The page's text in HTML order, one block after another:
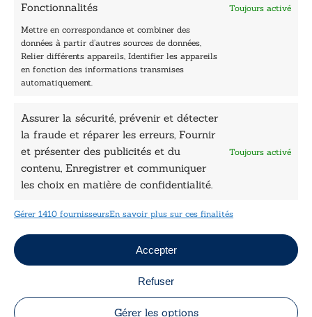
Fonctionnalités Toujours activé
Mettre en correspondance et combiner des
données à partir d’autres sources de données,
Relier différents appareils, Identifier les appareils
en fonction des informations transmises
automatiquement.
Assurer la sécurité, prévenir et détecter
la fraude et réparer les erreurs, Fournir
et présenter des publicités et du
contenu, Enregistrer et communiquer
les choix en matière de confidentialité.
Toujours activé
Gérer 1410 fournisseursEn savoir plus sur ces finalités
Accepter
Refuser
Gérer les options
Les Plumes du Lys Bleu
Prix sciences humaines et sociales
Nos collections
Nos auteurs
Catalogue
Sciences humaines
Pratique
Le Petit Lys
Données légales
Conditions Générales de vente
Politique de cookies
Mentions légales
Jeux concours
Copyright © 2026 Le Lys Bleu Éditions tous droits
réservés